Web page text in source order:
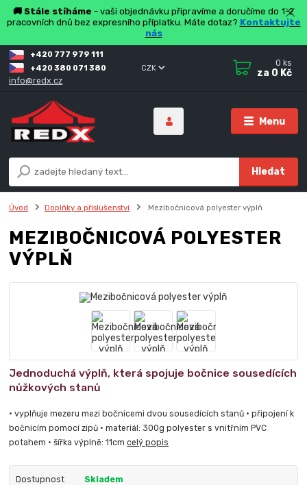
🚚 Stále stíháme - vaši objednávku připravíme a doručíme do 1-2
pracovních dnů bez expresního příplatku. Máte dotaz? Kontaktujte
nás
Menu
CZK
Hledat
+420 777 979 111
+420 380 071 380
info@redx.cz
0 ks
za 0 Kč
Úvod Doplňky a příslušenství Mezibočnicová polyester výplň
MEZIBOČNICOVÁ POLYESTER
VÝPLŇ
Jednoduchá výplň, která spojuje bočnice sousedících
nůžkových stanů
• vyplňuje mezeru mezi bočnicemi dvou sousedících stanů • připojení k
bočnicím pomocí zipů • materiál: 300g polyester s vnitřním PVC
potahem • šířka výplně: 11cmcelý popis
Dostupnost Skladem